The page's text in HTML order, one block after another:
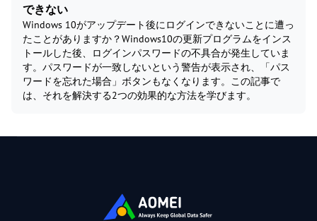
できない
Windows 10がアップデート後にログインできないことに遭っ
たことがありますか？Windows10の更新プログラムをインス
トールした後、ログインパスワードの不具合が発生していま
す。パスワードが一致しないという警告が表示され、「パス
ワードを忘れた場合」ボタンもなくなります。この記事で
は、それを解決する2つの効果的な方法を学びます。